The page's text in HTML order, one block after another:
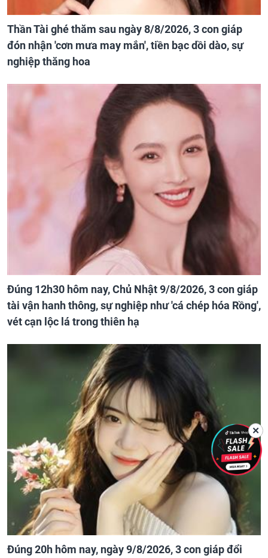
Thần Tài ghé thăm sau ngày 8/8/2026, 3 con giáp
đón nhận 'cơn mưa may mắn', tiền bạc dồi dào, sự
nghiệp thăng hoa
Đúng 12h30 hôm nay, Chủ Nhật 9/8/2026, 3 con giáp
tài vận hanh thông, sự nghiệp như 'cá chép hóa Rồng',
vét cạn lộc lá trong thiên hạ
Đúng 20h hôm nay, ngày 9/8/2026, 3 con giáp đổi
✕